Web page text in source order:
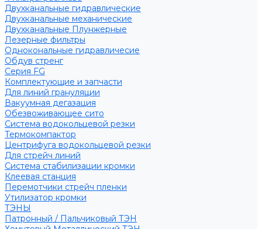
Двухканальные гидравлические
Двухканальные механические
Двухканальные Плунжерные
Лезерные фильтры
Однокональные гидравличесие
Обдув стренг
Серия FG
Комплектующие и запчасти
Для линий грануляции
Вакуумная дегазация
Обезвоживающее сито
Система водокольцевой резки
Термокомпактор
Центрифуга водокольцевой резки
Для стрейч линий
Система стабилизации кромки
Клеевая станция
Перемотчики стрейч пленки
Утилизатор кромки
ТЭНЫ
Патронный / Пальчиковый ТЭН